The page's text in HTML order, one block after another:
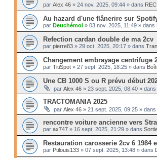
par Alex 46» 24 nov. 2025, 09:44» dans
Au hazard d'une flânerire sur
par Deuchémoi» 03 nov. 2025, 11:49» dans
Refection cardan double de ma 2cv
par pierre83» 29 oct. 2025, 20:17» dans
Changement embrayage
par TitiSpot» 27 sept. 2025, 18:25» dans
Une CB 1000 S ou R prévu début
par Alex 46» 23 sept. 2025, 08:40» dans
TRACTOMANIA 2025
par Alex 46» 21 sept. 2025, 09:25» dans
rencontre voiture ancienne vers
par ax747» 16 sept. 2025, 21:29» dans
Restauration carosserie 2cv 6 1984
par Ptilouis133» 07 sept. 2025, 13:48» dans